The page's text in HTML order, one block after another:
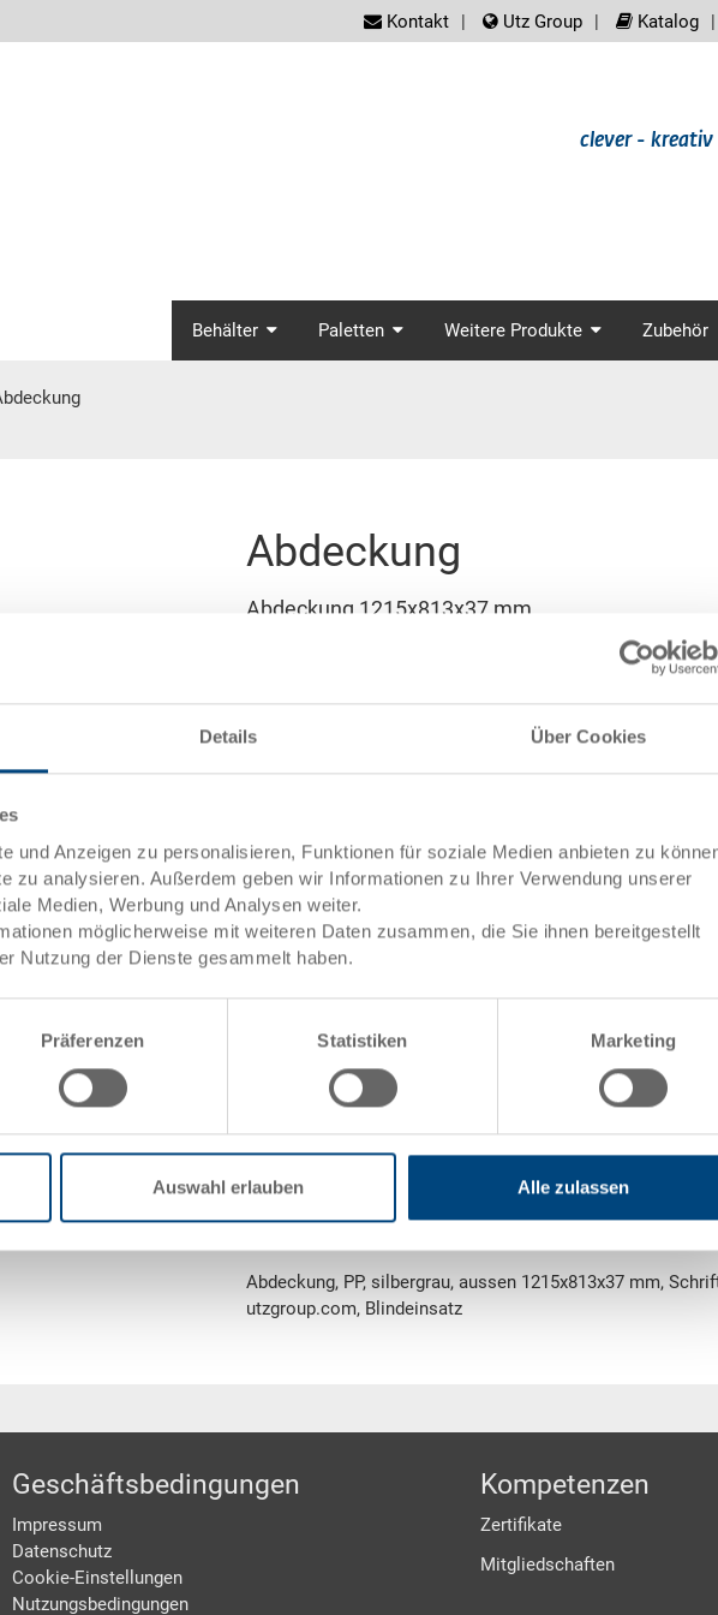
Details Über Cookies
und Anzeigen zu personalisieren, Funktionen für soziale Medien anbieten zu
zu analysieren. Außerdem geben wir Informationen zu Ihrer Verwendung unserer
Medien, Werbung und Analysen weiter.
möglicherweise mit weiteren Daten zusammen, die Sie ihnen bereitgestellt
Nutzung der Dienste gesammelt haben.
Präferenzen Statistiken Marketing
Auswahl erlauben Alle zulassen
Kontakt Utz Group Katalog
clever - kreativ
screenreader.main_nav
Behälter Paletten Weitere Produkte Zubehör
ähnlich
Abdeckung
Abdeckung 1215x813x37 mm
ebot
Aussenmasse: 1215 x
Farbe: Weitere
Technische Daten
Verriegelung ohne
Abdeckung, PP, silbergrau, aussen 1215x813x37 mm,
utzgroup.com, Blindeinsatz
Geschäftsbedingungen
Impressum
Datenschutz
Cookie-Einstellungen
Nutzungsbedingungen
Kompetenzen
Zertifikate
Mitgliedschaften